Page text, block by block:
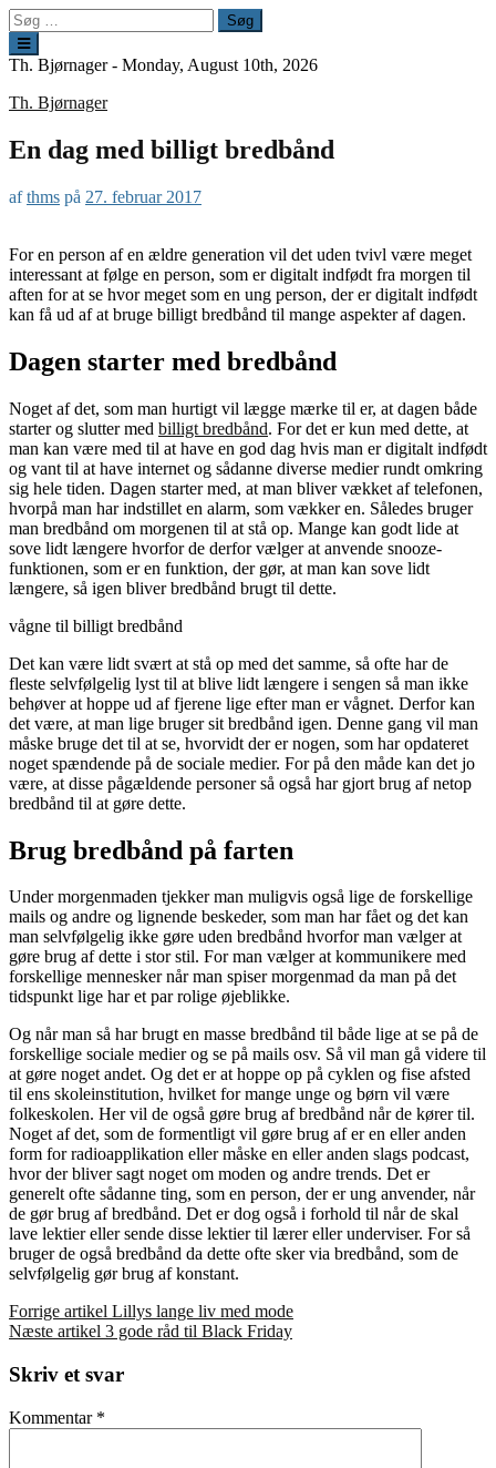
Spring
til
indhold
Søg
efter:
Th. Bjørnager - Monday, August 10th, 2026
Th. Bjørnager
En dag med billigt bredbånd
afthms på 27. februar 2017
For en person af en ældre generation vil det uden tvivl være meget
interessant at følge en person, som er digitalt indfødt fra morgen til
aften for at se hvor meget som en ung person, der er digitalt indfødt
kan få ud af at bruge billigt bredbånd til mange aspekter af dagen.
Dagen starter med bredbånd
Noget af det, som man hurtigt vil lægge mærke til er, at dagen både
starter og slutter med billigt bredbånd. For det er kun med dette, at
man kan være med til at have en god dag hvis man er digitalt indfødt
og vant til at have internet og sådanne diverse medier rundt omkring
sig hele tiden. Dagen starter med, at man bliver vækket af telefonen,
hvorpå man har indstillet en alarm, som vækker en. Således bruger
man bredbånd om morgenen til at stå op. Mange kan godt lide at
sove lidt længere hvorfor de derfor vælger at anvende snooze-
funktionen, som er en funktion, der gør, at man kan sove lidt
længere, så igen bliver bredbånd brugt til dette.
vågne til billigt bredbånd
Det kan være lidt svært at stå op med det samme, så ofte har de
fleste selvfølgelig lyst til at blive lidt længere i sengen så man ikke
behøver at hoppe ud af fjerene lige efter man er vågnet. Derfor kan
det være, at man lige bruger sit bredbånd igen. Denne gang vil man
måske bruge det til at se, hvorvidt der er nogen, som har opdateret
noget spændende på de sociale medier. For på den måde kan det jo
være, at disse pågældende personer så også har gjort brug af netop
bredbånd til at gøre dette.
Brug bredbånd på farten
Under morgenmaden tjekker man muligvis også lige de forskellige
mails og andre og lignende beskeder, som man har fået og det kan
man selvfølgelig ikke gøre uden bredbånd hvorfor man vælger at
gøre brug af dette i stor stil. For man vælger at kommunikere med
forskellige mennesker når man spiser morgenmad da man på det
tidspunkt lige har et par rolige øjeblikke.
Og når man så har brugt en masse bredbånd til både lige at se på de
forskellige sociale medier og se på mails osv. Så vil man gå videre til
at gøre noget andet. Og det er at hoppe op på cyklen og fise afsted
til ens skoleinstitution, hvilket for mange unge og børn vil være
folkeskolen. Her vil de også gøre brug af bredbånd når de kører til.
Noget af det, som de formentligt vil gøre brug af er en eller anden
form for radioapplikation eller måske en eller anden slags podcast,
hvor der bliver sagt noget om moden og andre trends. Det er
generelt ofte sådanne ting, som en person, der er ung anvender, når
de gør brug af bredbånd. Det er dog også i forhold til når de skal
lave lektier eller sende disse lektier til lærer eller underviser. For så
bruger de også bredbånd da dette ofte sker via bredbånd, som de
selvfølgelig gør brug af konstant.
Læs
videre
Forrige artikel Lillys lange liv med mode
Næste artikel 3 gode råd til Black Friday
Skriv et svar
Kommentar *